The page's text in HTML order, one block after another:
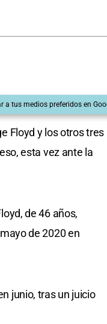
a tus medios preferidos en
Floyd y los otros tres
esta vez ante la
de 46 años,
de 2020 en
junio, tras un juicio